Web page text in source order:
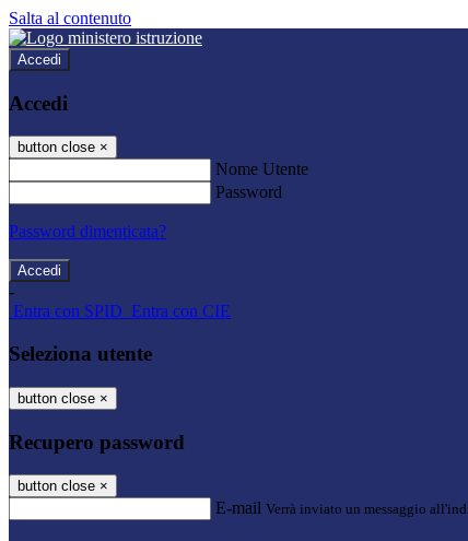
Salta al contenuto
Accedi
Accedi
button close ×
Nome Utente
Password
Password dimenticata?
-
Entra con SPID Entra con CIE
Seleziona utente
button close ×
Recupero password
button close ×
E-mail Verrà inviato un messaggio